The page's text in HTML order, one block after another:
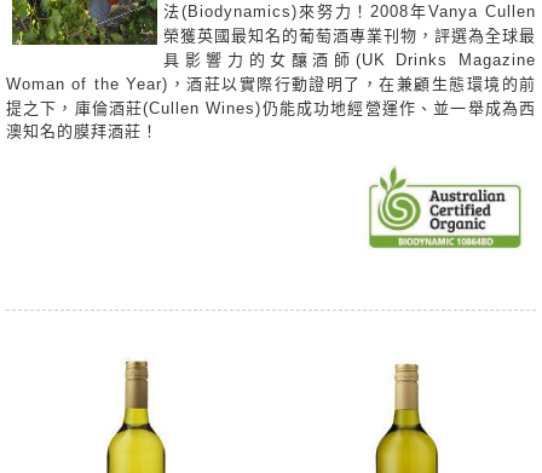
法(Biodynamics)來努力！2008年Vanya Cullen
榮獲英國最知名的葡萄酒專業刊物，評選為全球最
具影響力的女釀酒師(UK Drinks Magazine
Woman of the Year)，酒莊以實際行動證明了，在兼顧生態環境的前
提之下，庫倫酒莊(Cullen Wines)仍能成功地經營運作、並一舉成為西
澳知名的膜拜酒莊！